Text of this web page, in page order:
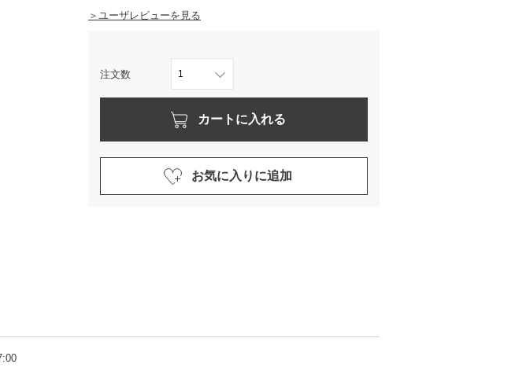
＞ユーザレビューを見る
注文数
カートに入れる
お気に入りに追加